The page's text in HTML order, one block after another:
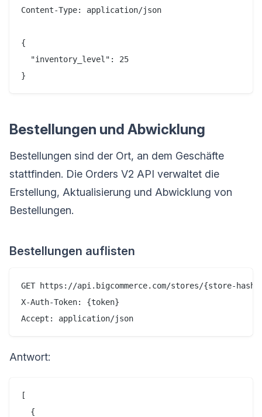
Content-Type: application/json
{
  "inventory_level": 25
Bestellungen und Abwicklung
Bestellungen sind der Ort, an dem Geschäfte
stattfinden. Die Orders V2 API verwaltet die
Erstellung, Aktualisierung und Abwicklung von
Bestellungen.
Bestellungen auflisten
GET https://api.bigcommerce.com/stores/{store-
X-Auth-Token: {token}
Antwort:
[
  {